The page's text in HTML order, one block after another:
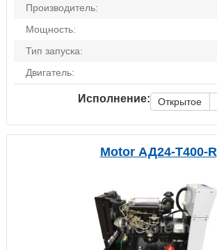
Производитель:
Мощность:
Тип запуска:
Двигатель:
Исполнение: Открытое
Motor АД24-Т400-R